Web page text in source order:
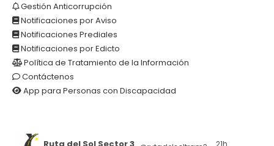
Gestión Anticorrupción
Notificaciones por Aviso
Notificaciones Prediales
Notificaciones por Edicto
Política de Tratamiento de la Información
Contáctenos
App para Personas con Discapacidad
21h